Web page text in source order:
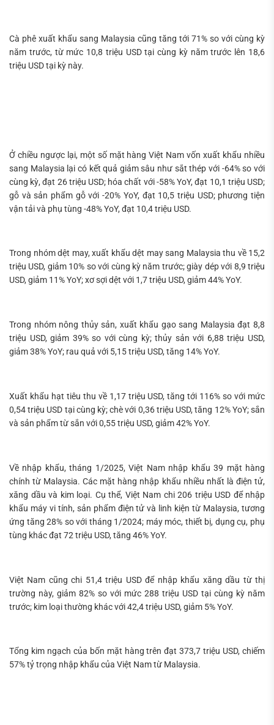
Cà phê xuất khẩu sang Malaysia cũng tăng tới 71% so với cùng kỳ
năm trước, từ mức 10,8 triệu USD tại cùng kỳ năm trước lên 18,6
triệu USD tại kỳ này.
Ở chiều ngược lại, một số mặt hàng Việt Nam vốn xuất khẩu nhiều
sang Malaysia lại có kết quả giảm sâu như sắt thép với -64% so với
cùng kỳ, đạt 26 triệu USD; hóa chất với -58% YoY, đạt 10,1 triệu USD;
gỗ và sản phẩm gỗ với -20% YoY, đạt 10,5 triệu USD; phương tiện
vận tải và phụ tùng -48% YoY, đạt 10,4 triệu USD.
Trong nhóm dệt may, xuất khẩu dệt may sang Malaysia thu về 15,2
triệu USD, giảm 10% so với cùng kỳ năm trước; giày dép với 8,9 triệu
USD, giảm 11% YoY; xơ sợi dệt với 1,7 triệu USD, giảm 44% YoY.
Trong nhóm nông thủy sản, xuất khẩu gạo sang Malaysia đạt 8,8
triệu USD, giảm 39% so với cùng kỳ; thủy sản với 6,88 triệu USD,
giảm 38% YoY; rau quả với 5,15 triệu USD, tăng 14% YoY.
Xuất khẩu hạt tiêu thu về 1,17 triệu USD, tăng tới 116% so với mức
0,54 triệu USD tại cùng kỳ; chè với 0,36 triệu USD, tăng 12% YoY; sắn
và sản phẩm từ sắn với 0,55 triệu USD, giảm 42% YoY.
Về nhập khẩu, tháng 1/2025, Việt Nam nhập khẩu 39 mặt hàng
chính từ Malaysia. Các mặt hàng nhập khẩu nhiều nhất là điện tử,
xăng dầu và kim loại. Cụ thể, Việt Nam chi 206 triệu USD để nhập
khẩu máy vi tính, sản phẩm điện tử và linh kiện từ Malaysia, tương
ứng tăng 28% so với tháng 1/2024; máy móc, thiết bị, dụng cụ, phụ
tùng khác đạt 72 triệu USD, tăng 46% YoY.
Việt Nam cũng chi 51,4 triệu USD để nhập khẩu xăng dầu từ thị
trường này, giảm 82% so với mức 288 triệu USD tại cùng kỳ năm
trước; kim loại thường khác với 42,4 triệu USD, giảm 5% YoY.
Tổng kim ngạch của bốn mặt hàng trên đạt 373,7 triệu USD, chiếm
57% tỷ trọng nhập khẩu của Việt Nam từ Malaysia.